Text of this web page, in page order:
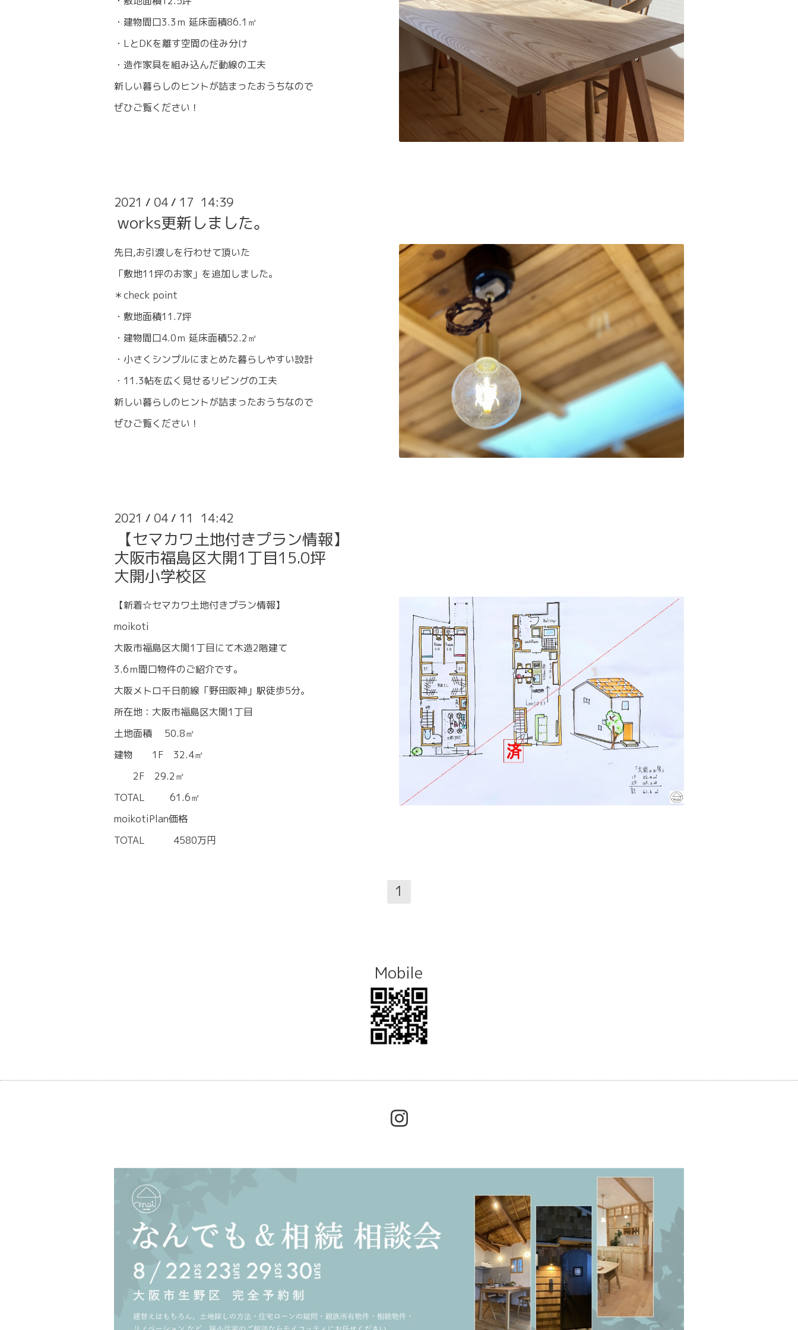
・建物間口3.3ｍ 延床面積86.1㎡
・LとDKを離す空間の住み分け
・造作家具を組み込んだ動線の工夫
新しい暮らしのヒントが詰まったおうちなので
ぜひご覧ください！
2021 / 04 / 17 14:39
works更新しました。
先日,お引渡しを行わせて頂いた
「敷地11坪のお家」を追加しました。
＊check point
・敷地面積11.7坪
・建物間口4.0ｍ 延床面積52.2㎡
・小さくシンプルにまとめた暮らしやすい設計
・11.3帖を広く見せるリビングの工夫
新しい暮らしのヒントが詰まったおうちなので
ぜひご覧ください！
2021 / 04 / 11 14:42
【セマカワ土地付きプラン情報】
大阪市福島区大開1丁目15.0坪
大開小学校区
【新着☆セマカワ土地付きプラン情報】
moikoti
大阪市福島区大開1丁目にて木造2階建て
3.6ｍ間口物件のご紹介です。
大阪メトロ千日前線「野田阪神」駅徒歩5分。
所在地：大阪市福島区大開1丁目
土地面積 50.8㎡
建物 1F 32.4㎡
2F 29.2㎡
TOTAL 61.6㎡
moikotiPlan価格
TOTAL 4580万円
1
Mobile